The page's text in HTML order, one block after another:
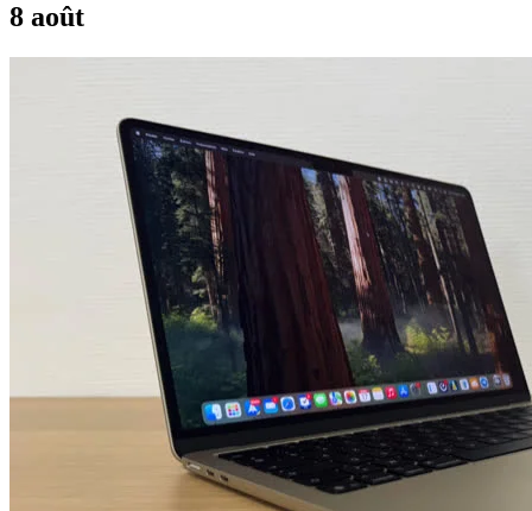
8 août